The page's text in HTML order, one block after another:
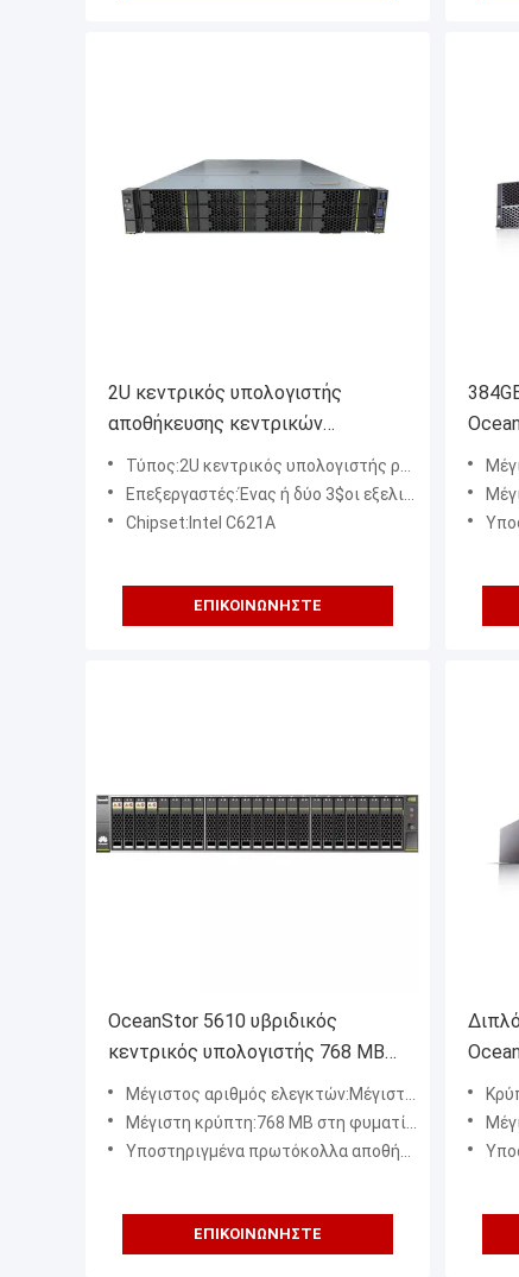
2U κεντρικός υπολογιστής
αποθήκευσης κεντρικών
υπολογιστών 16GB Huawei τήξης
ραφιών 2288H V6 Huawei
Τύπος:2U κεντρικός υπολογιστής ραφιών
Επεξεργαστές:Ένας ή δύο 3$οι εξελικτικοί επεξεργαστές λιμνών πάγου GEN Intel® Xeon® (8300/6300/5300/4300 σειρά),
Chipset:Intel C621A
ΕΠΙΚΟΙΝΩΝΉΣΤΕ
OceanStor 5610 υβριδικός
κεντρικός υπολογιστής 768 ΜΒ
αποθήκευσης στοιχείων λάμψης
στη φυματίωση 8
Μέγιστος αριθμός ελεγκτών:Μέγιστος αριθμός ελεγκτών
Μέγιστη κρύπτη:768 ΜΒ στη φυματίωση 8
Υποστηριγμένα πρωτόκολλα αποθήκευσης:FC, iSCSI, NFS, CIFS, FC-NVMe, NVMe πέρα από RoCE, FTP, HTTP, και NDMP
ΕΠΙΚΟΙΝΩΝΉΣΤΕ